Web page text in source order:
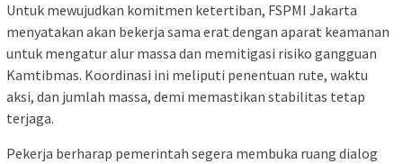
Untuk mewujudkan komitmen ketertiban, FSPMI Jakarta
menyatakan akan bekerja sama erat dengan aparat keamanan
untuk mengatur alur massa dan memitigasi risiko gangguan
Kamtibmas. Koordinasi ini meliputi penentuan rute, waktu
aksi, dan jumlah massa, demi memastikan stabilitas tetap
terjaga.
Pekerja berharap pemerintah segera membuka ruang dialog